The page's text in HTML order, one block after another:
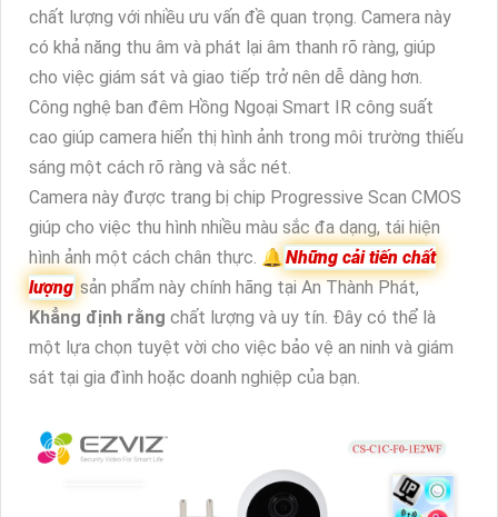
chất lượng với nhiều ưu vấn đề quan trọng. Camera này
có khả năng thu âm và phát lại âm thanh rõ ràng, giúp
cho việc giám sát và giao tiếp trở nên dễ dàng hơn.
Công nghệ ban đêm Hồng Ngoại Smart IR công suất
cao giúp camera hiển thị hình ảnh trong môi trường thiếu
sáng một cách rõ ràng và sắc nét.
Camera này được trang bị chip Progressive Scan CMOS
giúp cho việc thu hình nhiều màu sắc đa dạng, tái hiện
hình ảnh một cách chân thực. 🔔 Những cải tiến chất
lượng sản phẩm này chính hãng tại An Thành Phát,
Khẳng định rằng chất lượng và uy tín. Đây có thể là
một lựa chọn tuyệt vời cho việc bảo vệ an ninh và giám
sát tại gia đình hoặc doanh nghiệp của bạn.